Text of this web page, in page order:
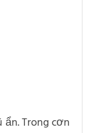
Trong cơn